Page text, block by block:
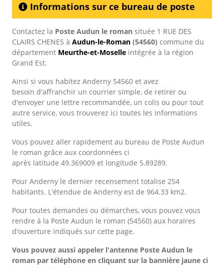
Informations sur ce bureau de poste
Contactez la Poste Audun le roman située 1 RUE DES
CLAIRS CHENES à Audun-le-Roman (54560) commune du
département Meurthe-et-Moselle intégrée à la région
Grand Est.
Ainsi si vous habitez Anderny 54560 et avez
besoin d'affranchir un courrier simple, de retirer ou
d'envoyer une lettre recommandée, un colis ou pour tout
autre service, vous trouverez ici toutes les informations
utiles.
Vous pouvez aller rapidement au bureau de Poste Audun
le roman grâce aux coordonnées ci
après latitude 49.369009 et longitude 5.89289.
Pour Anderny le dernier recensement totalise 254
habitants. L'étendue de Anderny est de 964.33 km2.
Pour toutes demandes ou démarches, vous pouvez vous
rendre à la Poste Audun le roman (54560) aux horaires
d'ouverture indiqués sur cette page.
Vous pouvez aussi appeler l'antenne Poste Audun le
roman par téléphone en cliquant sur la bannière jaune ci